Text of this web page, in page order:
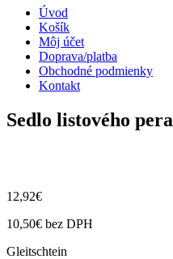
Úvod
Košík
Môj účet
Doprava/platba
Obchodné podmienky
Kontakt
Sedlo listového pera
12,92€
10,50€ bez DPH
Gleitschtein